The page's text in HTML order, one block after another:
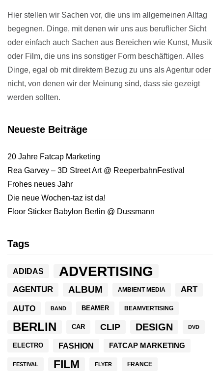
Hier stellen wir Sachen vor, die uns im allgemeinen Alltag
begegnen. Dinge, mit denen wir uns aus beruflicher Sicht
oder einfach auch Sachen aus Bereichen wie Kunst, Musik
oder Film, die uns ins sonstiger Form beschäftigen. Alles
Dinge, egal ob mit direktem Bezug zu uns als Agentur oder
nicht, von denen wir der Meinung sind, dass sie gezeigt
werden sollten.
Neueste Beiträge
20 Jahre Fatcap Marketing
Rea Garvey – 3D Street Art @ ReeperbahnFestival
Frohes neues Jahr
Die neue Wochen-taz ist da!
Floor Sticker Babylon Berlin @ Dussmann
Tags
ADIDAS ADVERTISING
AGENTUR ALBUM AMBIENT MEDIA ART
AUTO BAND BEAMER BEAMVERTISING
BERLIN CAR CLIP DESIGN DVD
ELECTRO FASHION FATCAP MARKETING
FESTIVAL FILM FLYER FRANCE